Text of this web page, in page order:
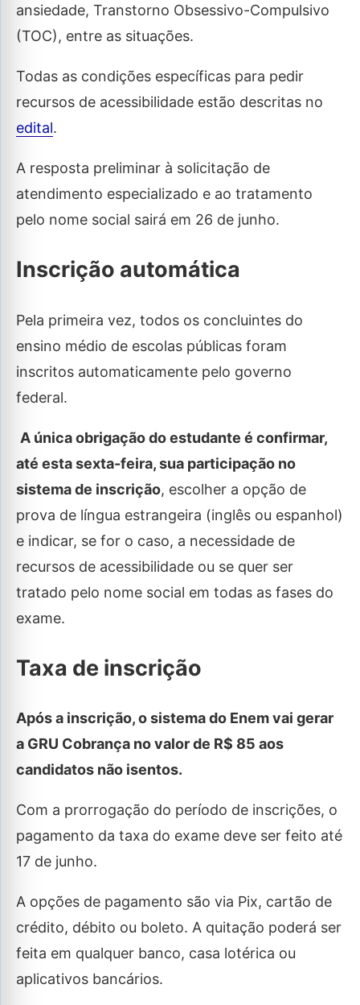
ansiedade, Transtorno Obsessivo-Compulsivo
(TOC), entre as situações.
Todas as condições específicas para pedir
recursos de acessibilidade estão descritas no
edital.
A resposta preliminar à solicitação de
atendimento especializado e ao tratamento
pelo nome social sairá em 26 de junho.
Inscrição automática
Pela primeira vez, todos os concluintes do
ensino médio de escolas públicas foram
inscritos automaticamente pelo governo
federal.
A única obrigação do estudante é confirmar,
até esta sexta-feira, sua participação no
sistema de inscrição, escolher a opção de
prova de língua estrangeira (inglês ou espanhol)
e indicar, se for o caso, a necessidade de
recursos de acessibilidade ou se quer ser
tratado pelo nome social em todas as fases do
exame.
Taxa de inscrição
Após a inscrição, o sistema do Enem vai gerar
a GRU Cobrança no valor de R$ 85 aos
candidatos não isentos.
Com a prorrogação do período de inscrições, o
pagamento da taxa do exame deve ser feito até
17 de junho.
A opções de pagamento são via Pix, cartão de
crédito, débito ou boleto. A quitação poderá ser
feita em qualquer banco, casa lotérica ou
aplicativos bancários.